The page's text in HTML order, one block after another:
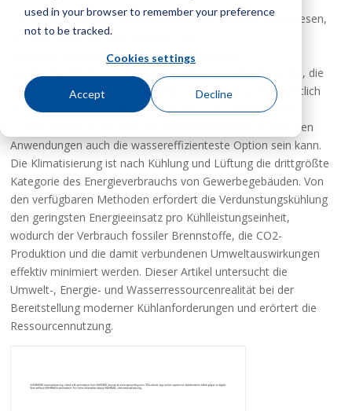
used in your browser to remember your preference
not to be tracked.
Cookies settings
Accept Decline
Die Weltbevölkerung ist auf Kühlung und Kühlung angewiesen,
um viele Arten von Herstellungs- und
Energieerzeugungsprozessen zu unterstützen.
Verdunstungskühlung ist eine transformative Technologie, die
eine innovative Massenproduktion ermöglicht und wesentlich
energieeffizienter ist als Alternativen. Was vielleicht nicht
offensichtlich ist, ist, dass Verdunstungskühlung in manchen
Anwendungen auch die wassereffizienteste Option sein kann.
Die Klimatisierung ist nach Kühlung und Lüftung die drittgrößte
Kategorie des Energieverbrauchs von Gewerbegebäuden. Von
den verfügbaren Methoden erfordert die Verdunstungskühlung
den geringsten Energieeinsatz pro Kühlleistungseinheit,
wodurch der Verbrauch fossiler Brennstoffe, die CO2-
Produktion und die damit verbundenen Umweltauswirkungen
effektiv minimiert werden. Dieser Artikel untersucht die
Umwelt-, Energie- und Wasserressourcenrealität bei der
Bereitstellung moderner Kühlanforderungen und erörtert die
Ressourcennutzung.